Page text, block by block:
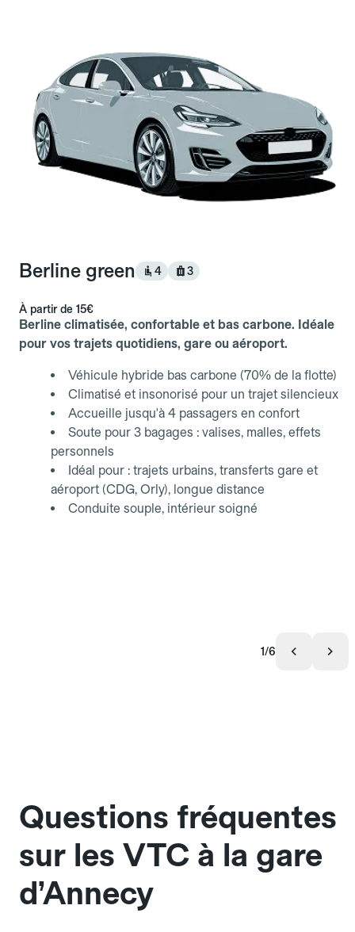
Berline green 4 3
À partir de 15€
Berline climatisée, confortable et bas carbone. Idéale
pour vos trajets quotidiens, gare ou aéroport.
Véhicule hybride bas carbone (70% de la flotte)
Climatisé et insonorisé pour un trajet silencieux
Accueille jusqu'à 4 passagers en confort
Soute pour 3 bagages : valises, malles, effets
personnels
Idéal pour : trajets urbains, transferts gare et
aéroport (CDG, Orly), longue distance
Conduite souple, intérieur soigné
1/6
Questions fréquentes
sur les VTC à la gare
d’Annecy